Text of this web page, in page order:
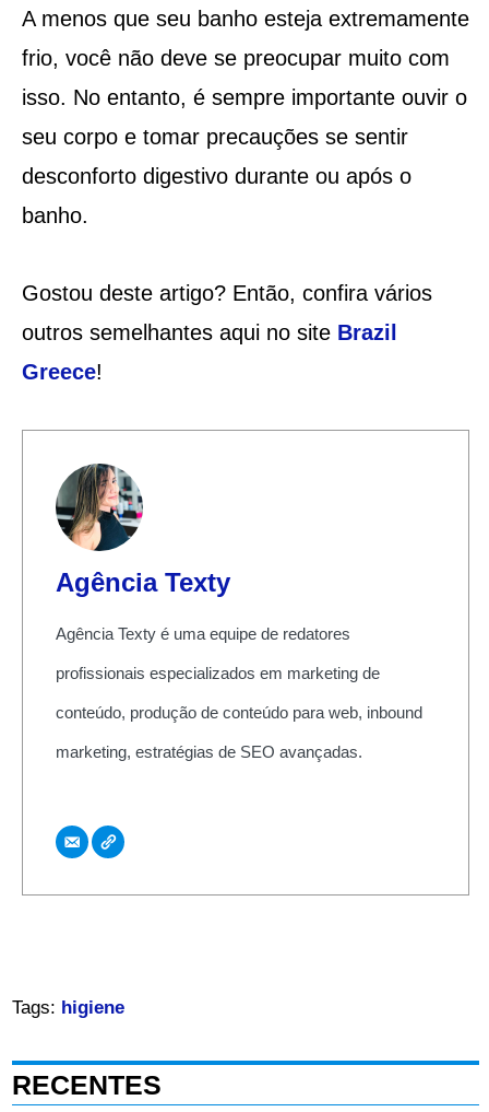
A menos que seu banho esteja extremamente
frio, você não deve se preocupar muito com
isso. No entanto, é sempre importante ouvir o
seu corpo e tomar precauções se sentir
desconforto digestivo durante ou após o
banho.
Gostou deste artigo? Então, confira vários
outros semelhantes aqui no site Brazil
Greece!
Agência Texty
Agência Texty é uma equipe de redatores
profissionais especializados em marketing de
conteúdo, produção de conteúdo para web, inbound
marketing, estratégias de SEO avançadas.
Tags: higiene
RECENTES